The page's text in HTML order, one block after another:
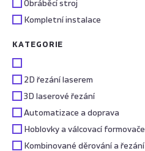
Obráběcí stroj
Kompletní instalace
KATEGORIE
2D řezání laserem
3D laserové řezání
Automatizace a doprava
Hoblovky a válcovací formovače
Kombinované děrování a řezání